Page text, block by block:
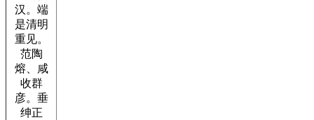
汉。端
是清明
重见。
范陶
熔、咸
收群
彦。垂
绅正